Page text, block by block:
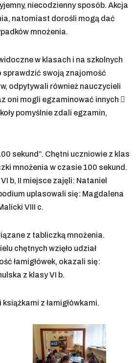
niecodzienny sposób. Akcja
natomiast dorośli mogą dać
mnożenia.
w klasach i na szkolnych
sprawdzić swoją znajomość
odpytywali również nauczycieli
oni mogli egzaminować innych 
pomyślnie zdali egzamin,
sekund”. Chętni uczniowie z klas
mnożenia w czasie 100 sekund.
b, II miejsce zajęli: Nataniel
uplasowali się: Magdalena
VIII c.
z tabliczką mnożenia.
chętnych wzięło udział
łamigłówek, okazali się:
z klasy VI b.
z łamigłówkami.